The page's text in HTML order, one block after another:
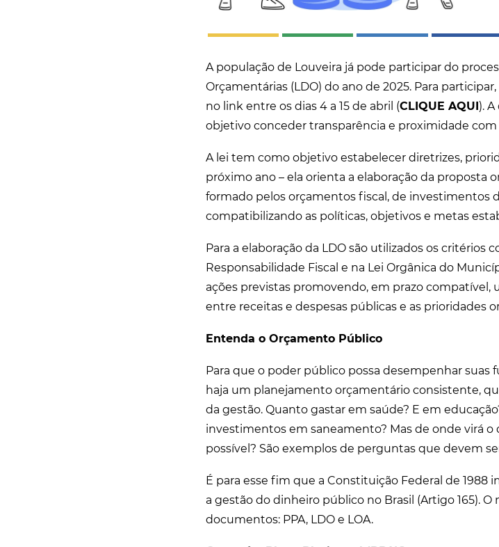
A população de Louveira já pode participar do
Orçamentárias (LDO) do ano de 2025. Para
no link entre os dias 4 a 15 de abril (CLIQUE AQUI).
objetivo conceder transparência e proximidade com
A lei tem como objetivo estabelecer diretrizes,
próximo ano – ela orienta a elaboração da proposta
formado pelos orçamentos fiscal, de investimentos
compatibilizando as políticas, objetivos e metas
Para a elaboração da LDO são utilizados os critérios
Responsabilidade Fiscal e na Lei Orgânica do
ações previstas promovendo, em prazo compatível,
entre receitas e despesas públicas e as prioridades
Entenda o Orçamento Público
Para que o poder público possa desempenhar suas
haja um planejamento orçamentário consistente,
da gestão. Quanto gastar em saúde? E em
investimentos em saneamento? Mas de onde virá
possível? São exemplos de perguntas que devem
É para esse fim que a Constituição Federal de
a gestão do dinheiro público no Brasil (Artigo 165).
documentos: PPA, LDO e LOA.